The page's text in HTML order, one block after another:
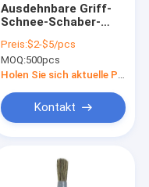
Ausdehnbare Griff-
Schnee-Schaber-
freundlich
Preis:$2-$5/pcs
MOQ:500pcs
Kontakt